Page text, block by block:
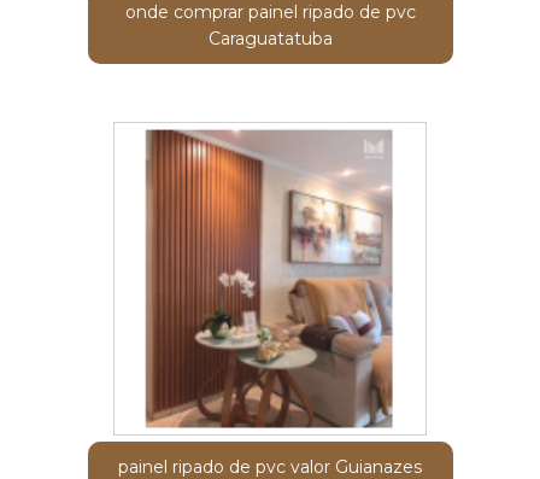
onde comprar painel ripado de pvc
Caraguatatuba
painel ripado de pvc valor Guianazes